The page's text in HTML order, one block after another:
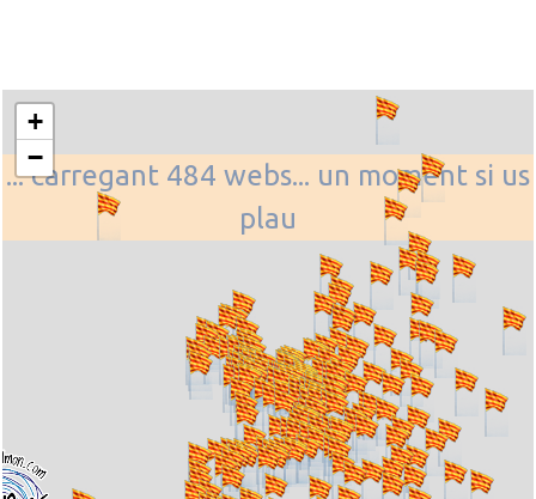
... carregant 484 webs... un moment si us
plau
+
−